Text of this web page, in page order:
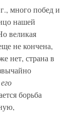
много побед и
нашей
великая
не кончена,
нет, страна в
борьба